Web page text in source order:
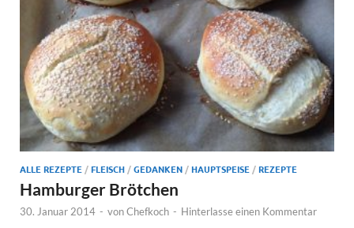
ALLE REZEPTE/FLEISCH/GEDANKEN/HAUPTSPEISE/REZEPTE
Hamburger Brötchen
30. Januar 2014 - vonChefkoch - Hinterlasse einen Kommentar